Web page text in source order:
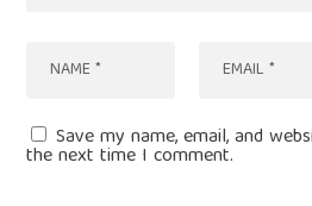
Save my name, email, and
the next time I comment.